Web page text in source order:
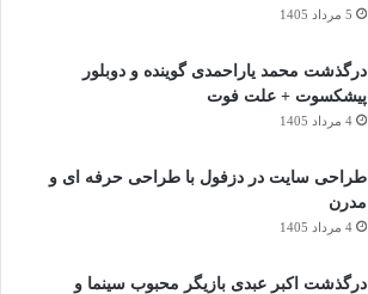
5 مرداد 1405
درگذشت محمد یاراحمدی گوینده و دوبلور
پیشکسوت + علت فوت
4 مرداد 1405
طراحی سایت در دزفول با طراحی حرفه‌ ای و
مدرن
4 مرداد 1405
درگذشت اکبر عبدی بازیگر محبوب سینما و